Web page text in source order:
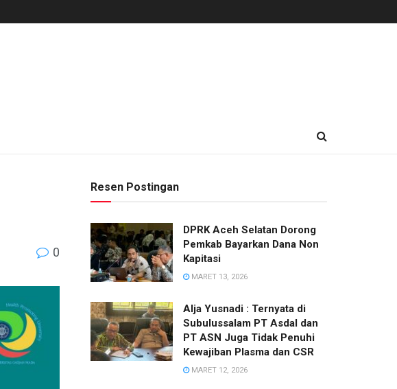
0
Resen Postingan
DPRK Aceh Selatan Dorong
Pemkab Bayarkan Dana Non
Kapitasi
MARET 13, 2026
Alja Yusnadi : Ternyata di
Subulussalam PT Asdal dan
PT ASN Juga Tidak Penuhi
Kewajiban Plasma dan CSR
MARET 12, 2026